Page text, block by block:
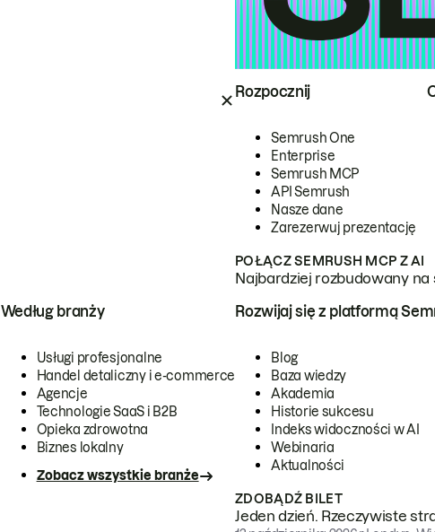
Rozpocznij
Semrush One
Enterprise
Semrush MCP
API Semrush
Nasze dane
Zarezerwuj prezentację
POŁĄCZ SEMRUSH MCP Z AI
Najbardziej rozbudowany
Według branży
Usługi profesjonalne
Handel detaliczny i e-commerce
Agencje
Technologie SaaS i B2B
Opieka zdrowotna
Biznes lokalny
Zobacz wszystkie branże
Rozwijaj się z platformą
Blog
Baza wiedzy
Akademia
Historie sukcesu
Indeks widoczności w AI
Webinaria
Aktualności
ZDOBĄDŹ BILET
Jeden dzień. Rzeczywiste